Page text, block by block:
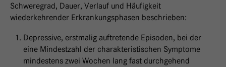
Schweregrad, Dauer, Verlauf und Häufigkeit
wiederkehrender Erkrankungsphasen beschrieben:
Depressive, erstmalig auftretende Episoden, bei der
eine Mindestzahl der charakteristischen Symptome
mindestens zwei Wochen lang fast durchgehend